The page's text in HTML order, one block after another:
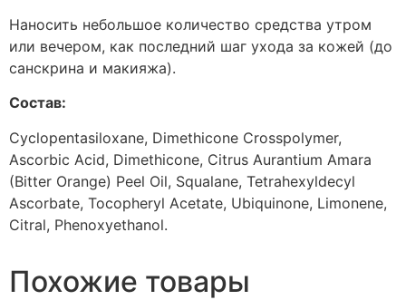
Наносить небольшое количество средства утром
или вечером, как последний шаг ухода за кожей (до
санскрина и макияжа).
Состав:
Cyclopentasiloxane, Dimethicone Crosspolymer,
Ascorbic Acid, Dimethicone, Citrus Aurantium Amara
(Bitter Orange) Peel Oil, Squalane, Tetrahexyldecyl
Ascorbate, Tocopheryl Acetate, Ubiquinone, Limonene,
Citral, Phenoxyethanol.
Похожие товары